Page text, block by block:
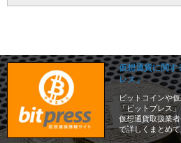
仮想通貨に関す
レス」
ビットコインや
「ビットプレス
仮想通貨取扱業
で詳しくまとめ